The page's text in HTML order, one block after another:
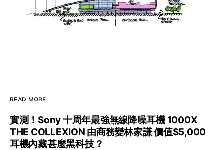
READ MORE
實測！Sony 十周年最強無線降噪耳機 1000X
THE COLLEXION 由商務變林家謙 價值$5,000
耳機內藏甚麼黑科技？